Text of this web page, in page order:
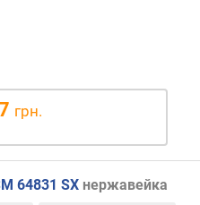
грн.
64831 SX нержавейка